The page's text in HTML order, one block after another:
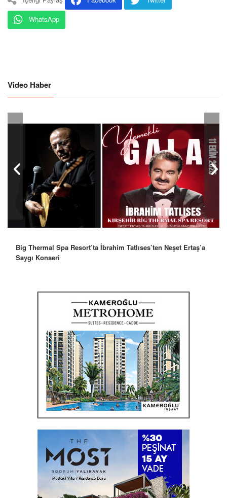
WhatsApp
Video Haber
Big Thermal Spa Resort’ta İbrahim Tatlıses’ten Neşet Ertaş’a
Saygı Konseri